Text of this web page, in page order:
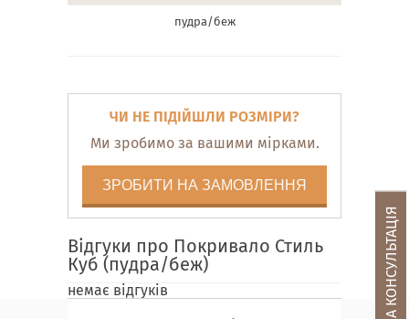
пудра/беж
ЧИ НЕ ПІДІЙШЛИ РОЗМІРИ?
Ми зробимо за вашими мірками.
ЗРОБИТИ НА ЗАМОВЛЕННЯ
Відгуки про Покривало Стиль
Куб (пудра/беж)
немає відгуків